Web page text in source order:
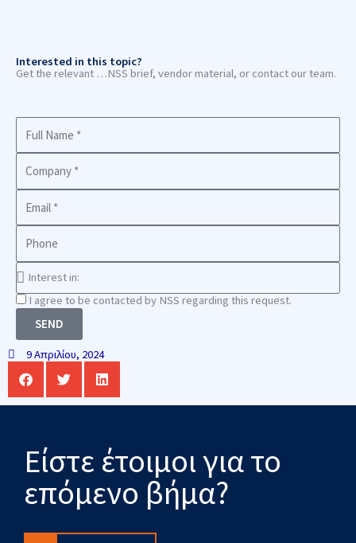
Interested in this topic?
Get the relevant …NSS brief, vendor material, or contact our team.
Full
Name
Company
Business
Email
Phone
Interest
in
Consnet
I agree to be contacted by NSS regarding this request.
SEND
9 Απριλίου, 2024
Είστε έτοιμοι για το
επόμενο βήμα?